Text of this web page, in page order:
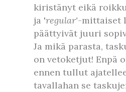
kiristänyt eikä
ja 'regular'-mittaiset
päättyivät juuri
Ja mikä parasta,
on vetoketjut! Enpä
ennen tullut
tavallahan se